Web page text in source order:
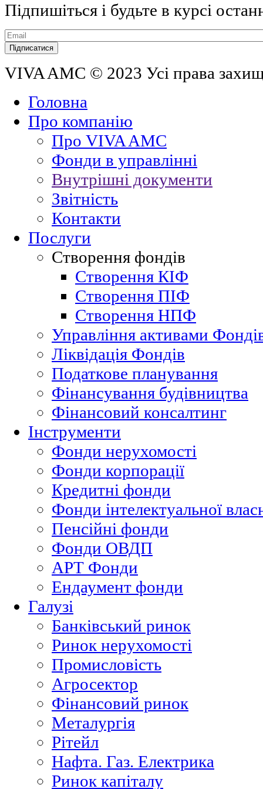
Підпишіться і будьте в курсі
VIVA AMC © 2023 Усі права
Головна
Про компанію
Про VIVA AMC
Фонди в управлінні
Внутрішні документи
Звітність
Контакти
Послуги
Створення фондів
Створення КІФ
Cтворення ПІФ
Cтворення НПФ
Управління активами
Ліквідація Фондів
Податкове планування
Фінансування будівництва
Фінансовий консалтинг
Інструменти
Фонди нерухомості
Фонди корпорації
Кредитні фонди
Фонди інтелектуальної
Пенсійні фонди
Фонди ОВДП
АРТ Фонди
Ендаумент фонди
Галузі
Банківський ринок
Ринок нерухомості
Промисловість
Агросектор
Фінансовий ринок
Металургія
Рітейл
Нафта. Газ. Електрика
Ринок капіталу